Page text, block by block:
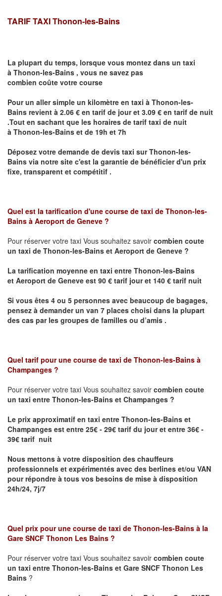
TARIF TAXI Thonon-les-Bains
La plupart du temps, lorsque vous montez dans un taxi
à Thonon-les-Bains , vous ne savez pas
combien coûte votre course
Pour un aller simple un kilomètre en taxi à Thonon-les-
Bains revient à 2.06 € en tarif de jour et 3.09 € en tarif de nuit
.Tout en sachant que les horaires de tarif taxi de nuit
à Thonon-les-Bains et de 19h et 7h
Déposez votre demande de devis taxi surThonon-les-
Bains via notre site c'est la garantie de bénéficier d'un prix
fixe, transparent et compétitif .
Quel est la tarification d'une course de taxi de Thonon-les-
Bains à Aeroport de Geneve ?
Pour réserver votre taxi Vous souhaitez savoir combien coute
un taxi de Thonon-les-Bains et Aeroport de Geneve ?
La tarification moyenne en taxi entre Thonon-les-Bains
et Aeroport de Geneve est 90 € tarif jour et 140 € tarif nuit
Si vous êtes 4 ou 5 personnes avec beaucoup de bagages,
pensez à demander un van 7 places choisi dans la plupart
des cas par les groupes de familles ou d’amis .
Quel tarif pour une course de taxi de Thonon-les-Bains à
Champanges ?
Pour réserver votre taxi Vous souhaitez savoir combien coute
un taxi entre Thonon-les-Bains et Champanges ?
Le prix approximatif en taxi entre Thonon-les-Bains et
Champanges est entre 25€ - 29€ tarif du jour et entre 36€ -
39€ tarif nuit
Nous mettons à votre disposition des chauffeurs
professionnels et expérimentés avec des berlines et/ou VAN
pour répondre à tous vos besoins de mise à disposition
24h/24, 7j/7
Quel prix pour une course de taxi de Thonon-les-Bains à la
Gare SNCF Thonon Les Bains ?
Pour réserver votre taxi Vous souhaitez savoir combien coute
un taxi entre Thonon-les-Bains et Gare SNCF Thonon Les
Bains ?